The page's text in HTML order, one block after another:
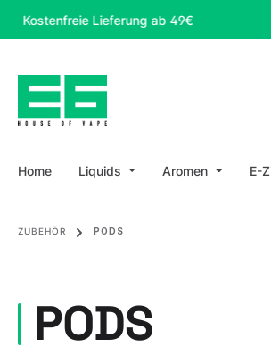
Hauptinhalt springen
Zur Suche springen
Zur Hauptnavigation springen
Lieferung ab 49€
Home Liquids Aromen E-
ZUBEHÖR PODS
PODS